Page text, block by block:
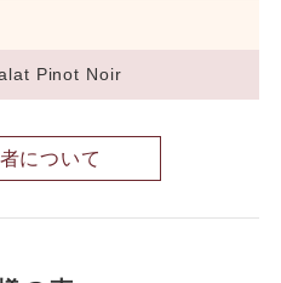
Pinot Noir
について